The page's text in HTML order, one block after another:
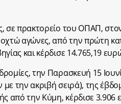
σε πρακτορείο του ΟΠΑΠ,
αγώνες, από την πρώτη
και κέρδισε 14.765,19
την Παρασκευή 15
την ακριβή σειρά), της
από την Κύμη, κέρδισε 3.906